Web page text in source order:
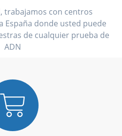
trabajamos con centros
España donde usted puede
de cualquier prueba de
ADN